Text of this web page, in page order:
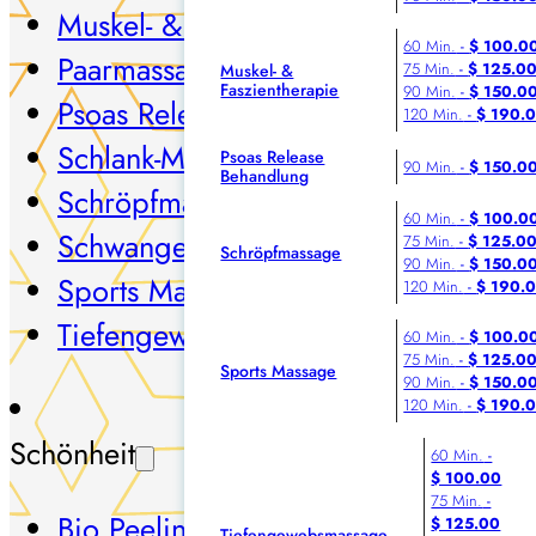
Muskel- &
Faszientherapie
60 Min. -$
75 Min. -$ 125.00
90 Min. -$ 150.00
120 Min. -$
Psoas Release
Behandlung
90 Min. -$ 150.00
Schröpfmassage
60 Min. -$
75 Min. -$ 125.00
90 Min. -$ 150.00
120 Min. -$
Sports Massage
60 Min. -$
75 Min. -$ 125.00
90 Min. -$ 150.00
120 Min. -$
60 Min. -
$ 100.00
75 Min. -
$ 125.00
Muskel- & Faszientherapie
Paarmassage
Psoas Release Behandlung
Schlank-Massage
Schröpfmassage
Schwangerschaftsmassage
Sports Massage
Tiefengewebsmassage
Schönheit